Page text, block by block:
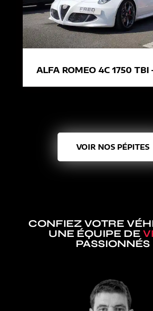
ALFA ROMEO 4C 1750 TBI
VOIR NOS PÉPITES
CONFIEZ VOTRE
UNE ÉQUIPE DE
PASSIONNÉS